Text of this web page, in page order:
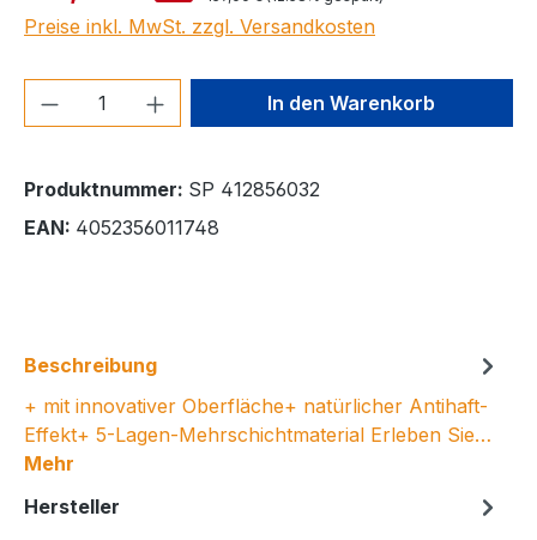
Preise inkl. MwSt. zzgl. Versandkosten
Produkt Anzahl: Gib denIn den Warenkorb
Produktnummer: SP 412856032
EAN: 4052356011748
Beschreibung
+ mit innovativer Oberfläche+ natürlicher Antihaft-
Effekt+ 5-Lagen-Mehrschichtmaterial Erleben Sie…
Mehr
Hersteller